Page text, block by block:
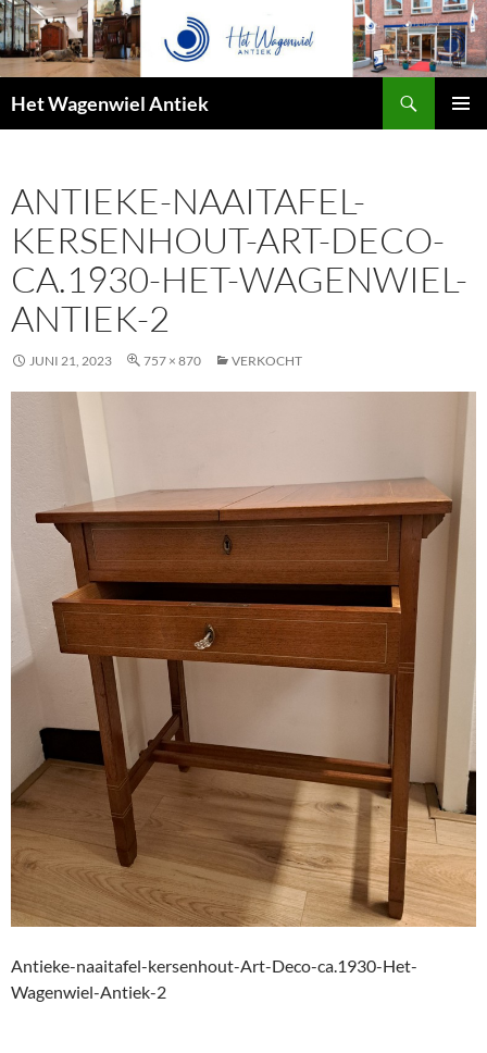
Het Wagenwiel Antiek
ANTIEKE-NAAITAFEL-
KERSENHOUT-ART-DECO-
CA.1930-HET-WAGENWIEL-
ANTIEK-2
JUNI 21, 2023 757 × 870 VERKOCHT
Antieke-naaitafel-kersenhout-Art-Deco-ca.1930-Het-
Wagenwiel-Antiek-2